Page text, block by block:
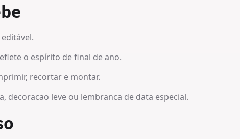
o espírito de final de ano.
recortar e montar.
decoracao leve ou lembranca de data especial.